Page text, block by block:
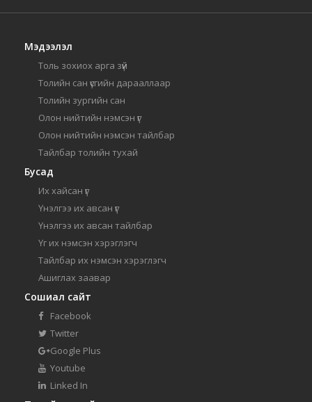
Мэдээлэл
Толь зохиох арга зүй
Толийн сан үсгийн дарааллаар
Толийн зургийн сан
Олон нийтийн нэмсэн үг
Олон нийтийн нэмсэн тайлбар
Тайлбар толийн тухай
Бусад
Их хайсан үг
Үнэлгээ их авсан үг
Үнэлгээ их авсан тайлбар
Үг их нэмсэн хэрэглэгч
Тайлбар их нэмсэн хэрэглэгч
Ашиглах заавар
Сошиал сайт
Facebook
Twitter
Google Plus
Youtube
Linked In